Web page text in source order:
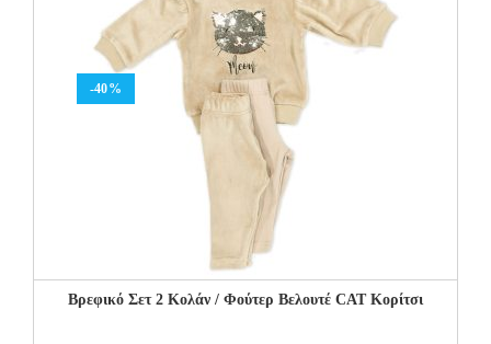
-40%
Βρεφικό Σετ 2 Κολάν / Φούτερ Βελουτέ CAT Κορίτσι